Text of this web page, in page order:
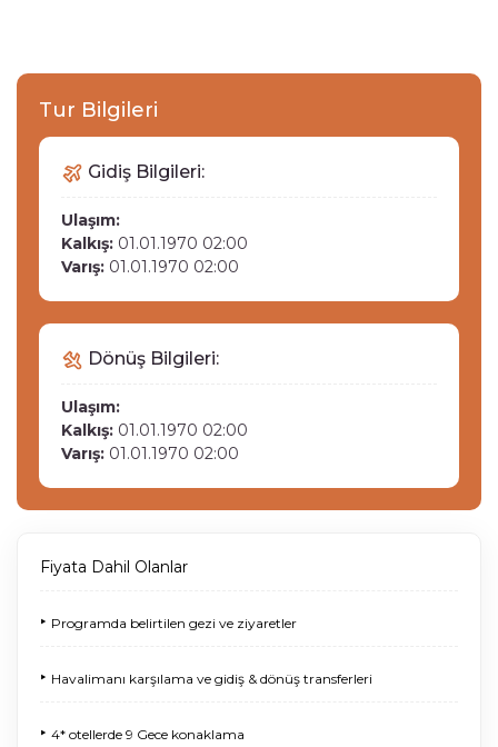
Tur Bilgileri
Gidiş Bilgileri:
Ulaşım:
Kalkış: 01.01.1970 02:00
Varış: 01.01.1970 02:00
Dönüş Bilgileri:
Ulaşım:
Kalkış: 01.01.1970 02:00
Varış: 01.01.1970 02:00
Fiyata Dahil Olanlar
‣ Programda belirtilen gezi ve ziyaretler
‣ Havalimanı karşılama ve gidiş & dönüş transferleri
‣ 4* otellerde 9 Gece konaklama